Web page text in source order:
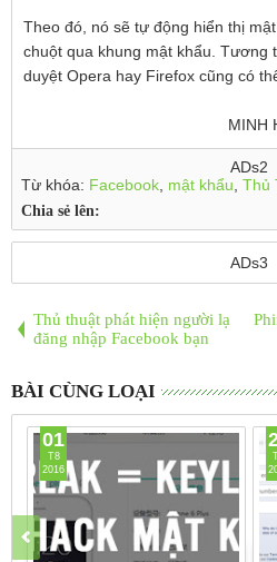
Theo đó, nó sẽ tự động hiển thị
chuột qua khung mật khẩu. Tương
duyệt Opera hay Firefox cũng có
MINH
ADs2
Từ khóa: Facebook, mật khẩu,Thủ
Chia sẻ lên:
ADs3
Thủ thuật phát hiện người lạ
đăng nhập Facebook bạn
BÀI CÙNG LOẠI
01
T8
2016